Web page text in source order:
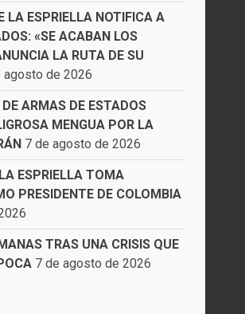
LA ESPRIELLA NOTIFICA A
«SE ACABAN LOS
LA RUTA DE SU
agosto de 2026
DE ARMAS DE ESTADOS
MENGUA POR LA
7 de agosto de 2026
ESPRIELLA TOMA
PRESIDENTE DE COLOMBIA
TRAS UNA CRISIS QUE
7 de agosto de 2026